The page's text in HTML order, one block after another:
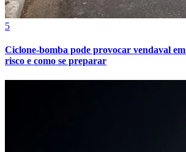
5
Ciclone-bomba pode provocar vendaval
risco e como se preparar